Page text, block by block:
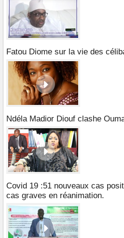
Fatou Diome sur la vie des
Ndéla Madior Diouf clashe
Covid 19 :51 nouveaux cas
cas graves en réanimation.